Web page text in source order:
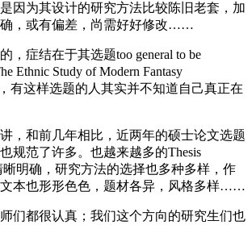
因为其设计的研究方法比较陈旧老套，加
，或有偏差，尚需好好修改……
，症结在于其选题too general to be
Ethnic Study of Modern Fantasy
有这样选题的人其实并不知道自己真正在
，和前几年相比，近两年的硕士论文选题
规范了许多。也越来越多的Thesis
晰明确，研究方法的选择也多种多样，作
本也形形色色，题材各异，风格多样……
们都很认真；我们这个方向的研究生们也